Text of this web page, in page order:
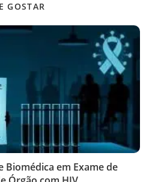
GOSTAR
Biomédica em Exame de